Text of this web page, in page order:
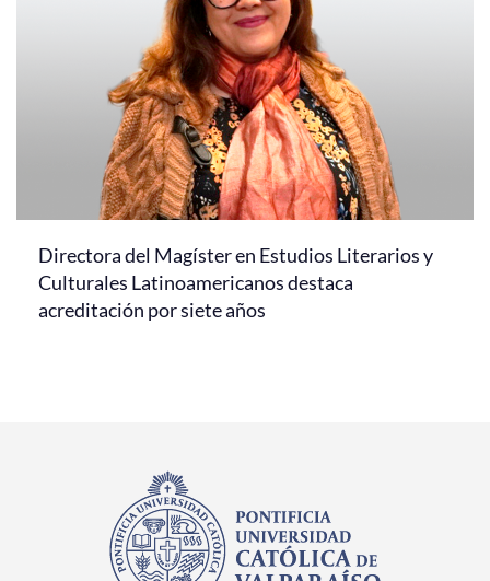
Directora del Magíster en Estudios Literarios y
Culturales Latinoamericanos destaca
acreditación por siete años